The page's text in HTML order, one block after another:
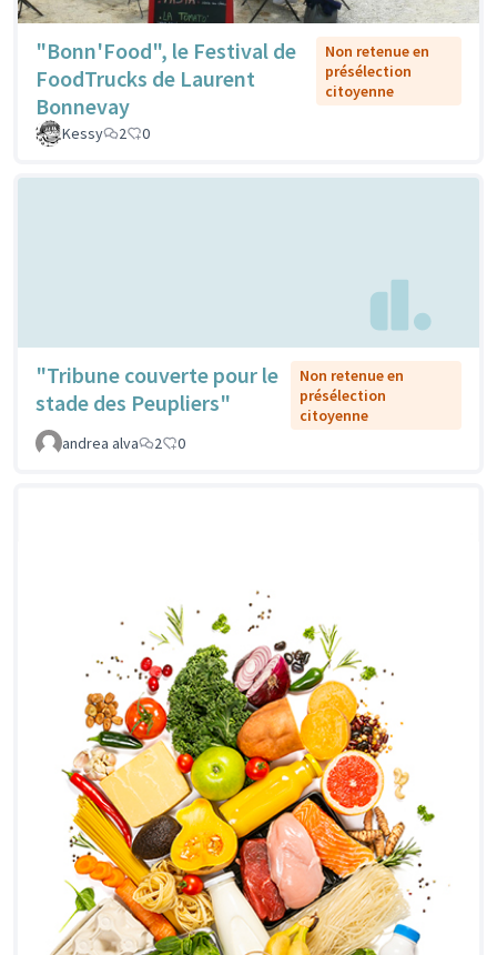
"Bonn'Food", le Festival de
FoodTrucks de Laurent
Bonnevay
Non retenue en
présélection
citoyenne
Kessy 2 0
"Tribune couverte pour le
stade des Peupliers"
Non retenue en
présélection
citoyenne
andrea alva
2 0